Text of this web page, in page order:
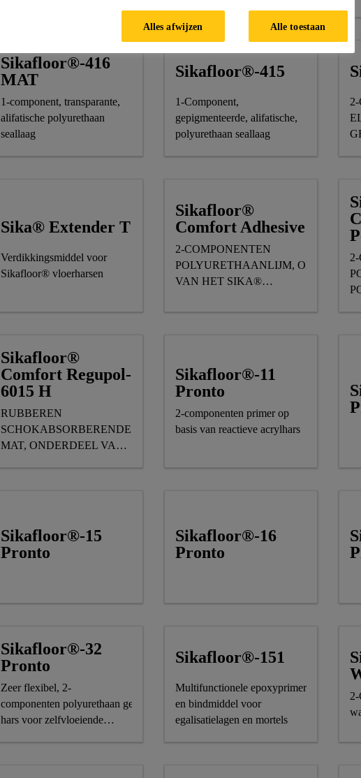
membraansystemen
Sikafloor®-416
MAT
1-component, transparante,
alifatische polyurethaan
seallaag
Sikafloor®-415
1-Component,
gepigmenteerde, alifatische,
polyurethaan seallaag
Sika® Extender T
Verdikkingsmiddel voor
Sikafloor® vloerharsen
Sikafloor®
Comfort Adhesive
2-COMPONENTEN
POLYURETHAANLIJM,
VAN HET SIKA®
ASSORTIMENT
Sikafloor®
Comfort Regupol-
6015 H
RUBBEREN
SCHOKABSORBERENDE
MAT, ONDERDEEL VAN
Sikafloor®-11
Pronto
2-componenten primer op
basis van reactieve acrylhars
Sikafloor®-15
Pronto
Sikafloor®-16
Pronto
Sikafloor®-32
Pronto
Zeer flexibel, 2-
componenten polyurethaan gemodificeerd methacrylaat
hars voor zelfvloeiende
Sikafloor®-151
Multifunctionele epoxyprimer
en bindmiddel voor
egalisatielagen en mortels
Alles afwijzen Alle toestaan